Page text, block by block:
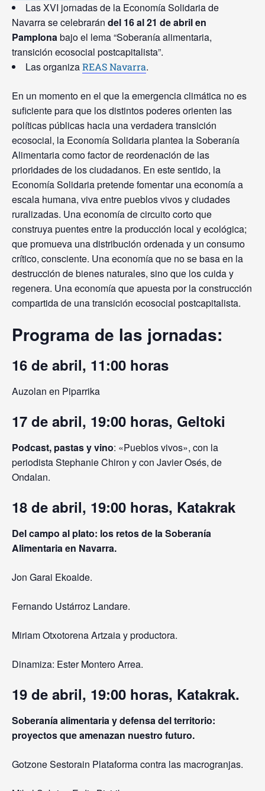
Las XVI jornadas de la Economía Solidaria de
Navarra se celebrarán del 16 al 21 de abril en
Pamplonabajo el lema “Soberanía alimentaria,
transición ecosocial postcapitalista”.
Las organizaREAS Navarra.
En un momento en el que la emergencia climática no es
suficiente para que los distintos poderes orienten las
políticas públicas hacia una verdadera transición
ecosocial, la Economía Solidaria plantea la Soberanía
Alimentaria como factor de reordenación de las
prioridades de los ciudadanos. En este sentido, la
Economía Solidaria pretende fomentar una economía a
escala humana, viva entre pueblos vivos y ciudades
ruralizadas. Una economía de circuito corto que
construya puentes entre la producción local y ecológica;
que promueva una distribución ordenada y un consumo
crítico, consciente. Una economía que no se basa en la
destrucción de bienes naturales, sino que los cuida y
regenera. Una economía que apuesta por la construcción
compartida de una transición ecosocial postcapitalista.
Programa de las jornadas:
16 de abril, 11:00 horas
Auzolan en Piparrika
17 de abril, 19:00 horas, Geltoki
Podcast, pastas y vino: «Pueblos vivos», con la
periodista Stephanie Chiron y con Javier Osés, de
Ondalan.
18 de abril, 19:00 horas, Katakrak
Del campo al plato: los retos de la Soberanía
Alimentaria en Navarra.
Jon Garai Ekoalde.
Fernando Ustárroz Landare.
Miriam Otxotorena Artzaia y productora.
Dinamiza: Ester Montero Arrea.
19 de abril, 19:00 horas, Katakrak.
Soberanía alimentaria y defensa del territorio:
proyectos que amenazan nuestro futuro.
Gotzone Sestorain Plataforma contra las macrogranjas.